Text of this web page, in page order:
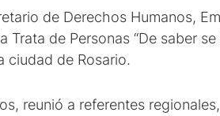
de Derechos Humanos,
de Personas “De saber se
ciudad de Rosario.
reunió a referentes